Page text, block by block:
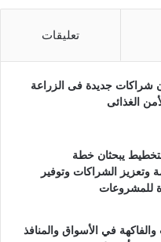
تعليقات
شراكات جديدة فى الزراعة
الغذائى
يبحثان خطة
وتعزيز الشراكات وتوفير
للمشروعات
في الأسواق والمنافذ